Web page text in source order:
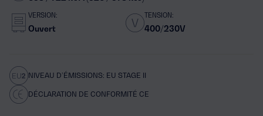
VERSION:
Ouvert
TENSION:
400/230V
NIVEAU D’ÉMISSIONS: EU STAGE II
DÉCLARATION DE CONFORMITÉ CE